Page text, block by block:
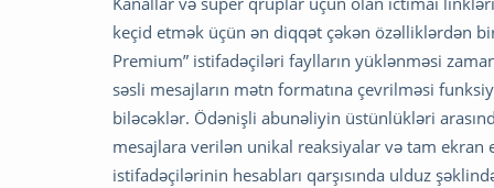
keçid etmək üçün ən diqqət çəkən özəlliklərdən
Premium” istifadəçiləri faylların yüklənməsi
səsli mesajların mətn formatına çevrilməsi
biləcəklər. Ödənişli abunəliyin üstünlükləri
mesajlara verilən unikal reaksiyalar və tam
istifadəçilərinin hesabları qarşısında ulduz